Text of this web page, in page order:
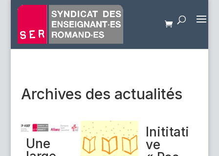
Archives des actualités
Une
Inititati
ve